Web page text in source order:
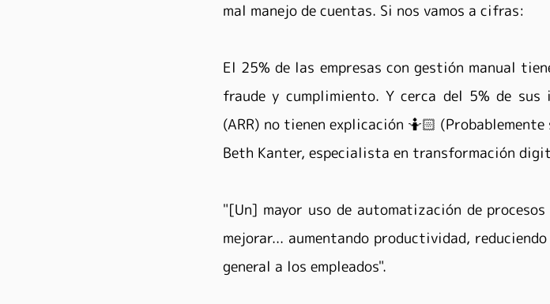
mal manejo de cuentas. Si nos vamos a cifras:
El 25% de las empresas con gestión manual
fraude y cumplimiento. Y cerca del 5% de sus
(ARR) no tienen explicación 🤷🏻
Beth Kanter, especialista en transformación
"[Un] mayor uso de automatización de
mejorar... aumentando productividad,
general a los empleados".